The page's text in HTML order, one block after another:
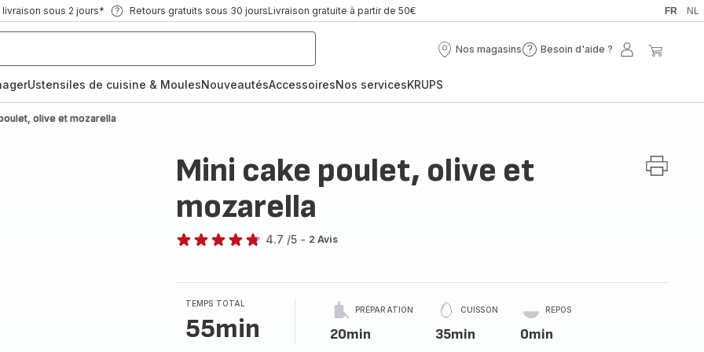
livraison sous 2 jours* Retours gratuits sous 30 joursLivraison gratuite à partir de 50€ FR NL
Nos magasins
Nos
Besoin d'aide ?
Besoin
Mon
Ustensiles de cuisine & MoulesNouveautésAccessoiresNos servicesKRUPS
olive et mozarella
Mini cake poulet, olive et
mozarella
4.7 /5 - 2 Avis
TEMPS TOTAL
55min
PRÉPARATION
20min
CUISSON
35min
REPOS
0min